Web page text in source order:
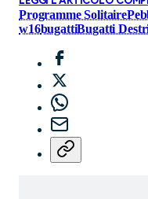
Programme Solitaire
w16bugattiBugatti